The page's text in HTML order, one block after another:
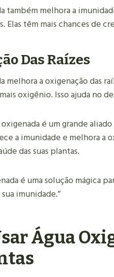
também melhora a
Elas têm mais chances de
Das Raízes
melhora a oxigenação das
oxigênio. Isso ajuda no
é um grande
a imunidade e melhora a
das suas plantas.
é uma solução mágica
imunidade.”
Água